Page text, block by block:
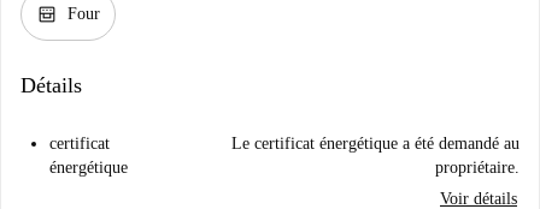
oven_gen Four
Détails
certificat
énergétique
Le certificat énergétique a été demandé au
propriétaire.
Voir détails